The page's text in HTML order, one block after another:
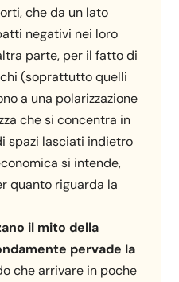
che da un lato
negativi nei loro
parte, per il fatto di
(soprattutto quelli
a una polarizzazione
che si concentra in
spazi lasciati indietro
si intende,
quanto riguarda la
il mito della
pervade la
che arrivare in poche